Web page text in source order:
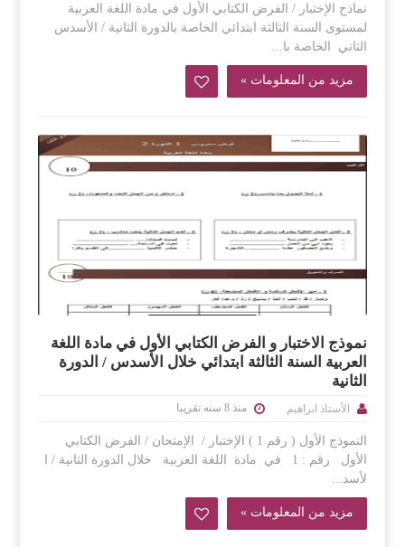
نماذج الإختبار / الفرض الكتابي الأول في مادة اللغة العربية
لمستوى السنة الثالثة ابتدائي الخاصة بالدورة الثانية / الأسدس
الثاني الخاصة با...
مزيد من المعلومات »
نموذج الاختبار و الفرض الكتابي الأول في مادة اللغة
العربية السنة الثالثة ابتدائي خلال الأسدس / الدورة
الثانية
الأستاذ ابراهيم منذ 8 سنه تقريبا
النموذج الأول ( رقم 1 ) الإختبار / الإمتحان / الفرض الكتابي
الأول رقم : 1 في مادة اللغة العربية خلال الدورة الثانية / ا
لأسد...
مزيد من المعلومات »